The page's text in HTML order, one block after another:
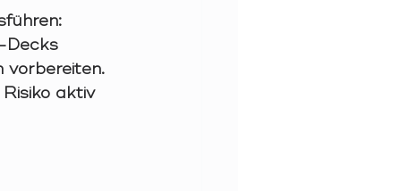
Decks
vorbereiten.
aktiv